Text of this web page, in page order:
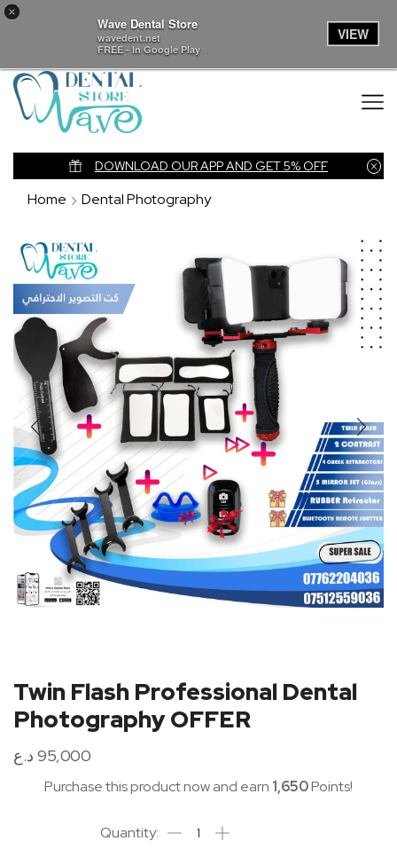
×
Wave Dental Store
wavedent.net
FREE - In Google Play
VIEW
DOWNLOAD OUR APP AND GET 5% OFF
Home Dental Photography
Twin Flash Professional Dental
Photography OFFER
95,000 د.ع
Purchase this product now and earn 1,650Points!